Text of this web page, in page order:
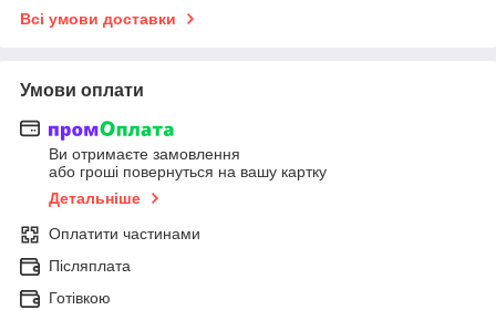
Всі умови доставки
Умови оплати
Ви отримаєте замовлення
або гроші повернуться на вашу картку
Детальніше
Оплатити частинами
Післяплата
Готівкою